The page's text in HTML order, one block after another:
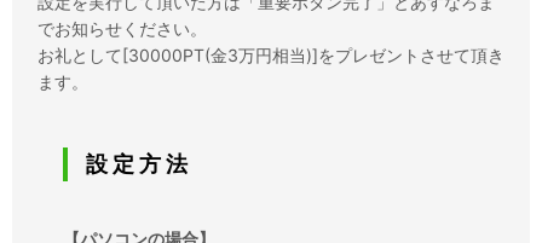
でお知らせください。
お礼として[30000PT(金3万円相当)]をプレゼントさせて頂き
ます。
設 定 方 法
【パソコンの場合】